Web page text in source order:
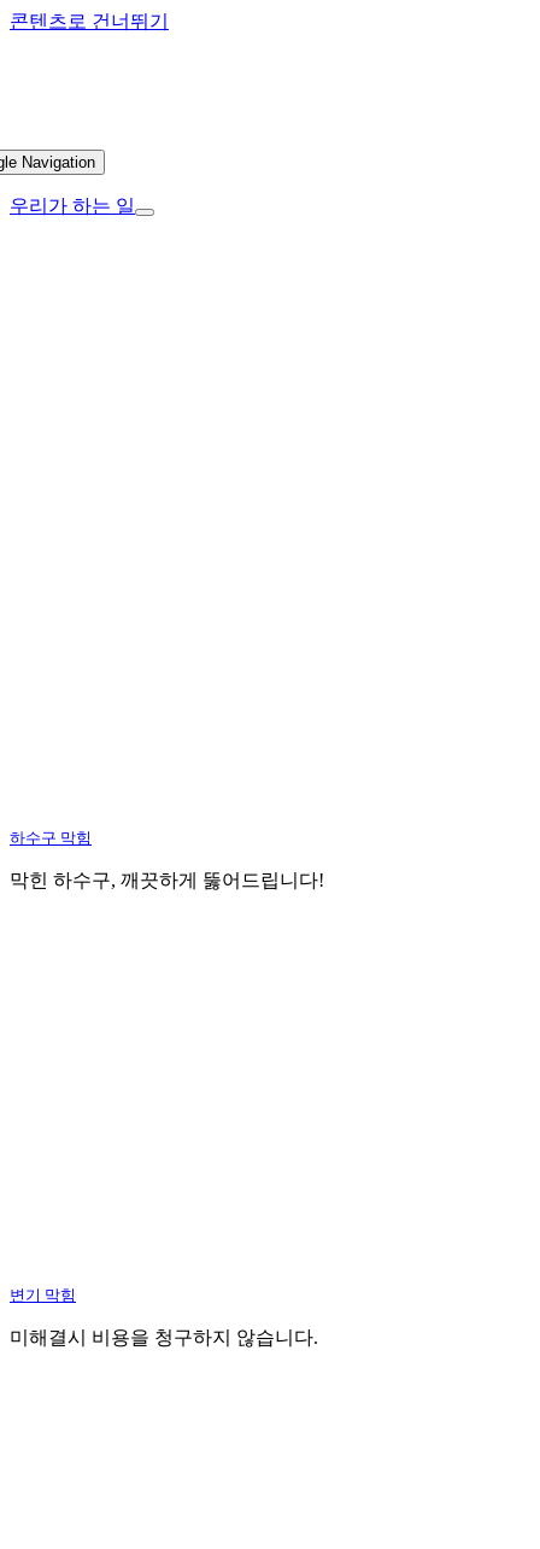
콘텐츠로 건너뛰기
Navigation
우리가 하는 일
하수구 막힘
막힌 하수구, 깨끗하게 뚫어드립니다!
변기 막힘
미해결시 비용을 청구하지 않습니다.